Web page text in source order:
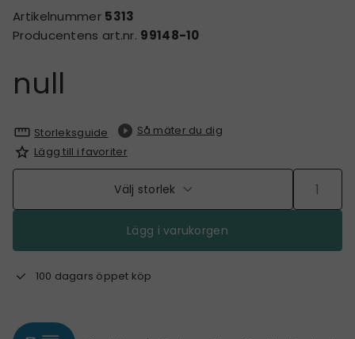
Artikelnummer 5313
Producentens art.nr. 99148-10
null
Storleksguide
Så mäter du dig
Lägg till i favoriter
Välj storlek
Lägg i varukorgen
100 dagars öppet köp